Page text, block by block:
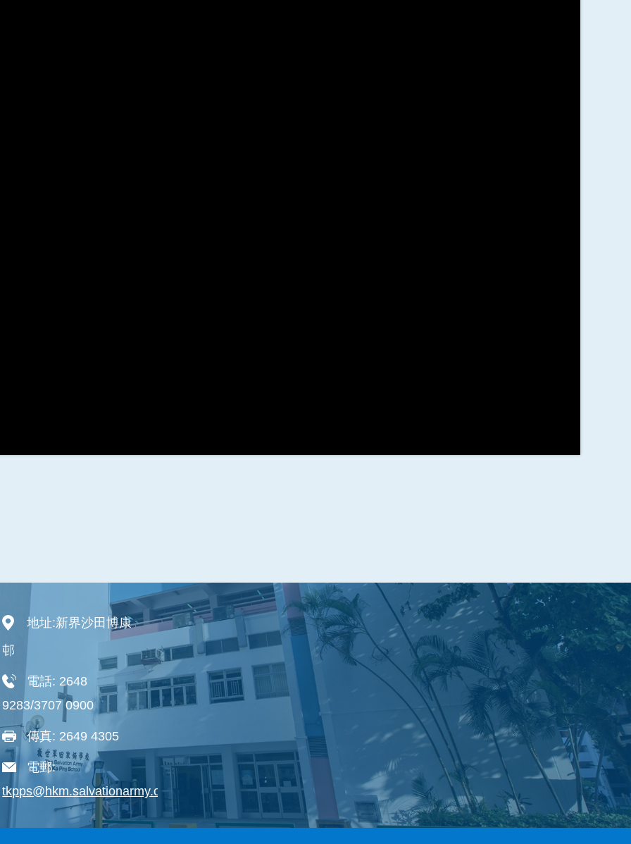
地址:新界沙田博康
邨
電話: 2648
9283/3707 0900
傳真: 2649 4305
電郵:
tkpps@hkm.salvationarmy.org